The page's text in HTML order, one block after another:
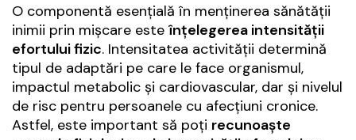
O componentă esențială în menținerea sănătății
inimii prin mișcare este înțelegerea intensității
efortului fizic. Intensitatea activității determină
tipul de adaptări pe care le face organismul,
impactul metabolic și cardiovascular, dar și nivelul
de risc pentru persoanele cu afecțiuni cronice.
Astfel, este important să poți recunoaște